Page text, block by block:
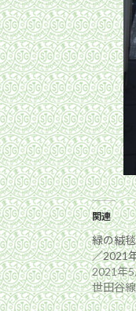
関連
緑の絨
／2021
2021年
世田谷